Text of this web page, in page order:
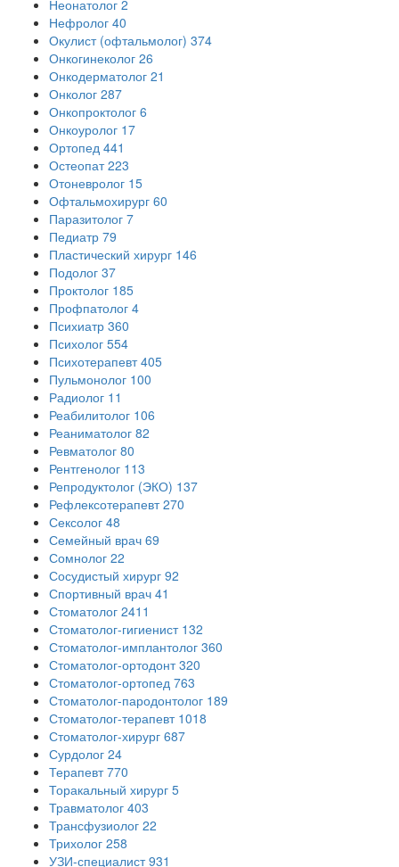
Неонатолог 2
Нефролог 40
Окулист (офтальмолог) 374
Онкогинеколог 26
Онкодерматолог 21
Онколог 287
Онкопроктолог 6
Онкоуролог 17
Ортопед 441
Остеопат 223
Отоневролог 15
Офтальмохирург 60
Паразитолог 7
Педиатр 79
Пластический хирург 146
Подолог 37
Проктолог 185
Профпатолог 4
Психиатр 360
Психолог 554
Психотерапевт 405
Пульмонолог 100
Радиолог 11
Реабилитолог 106
Реаниматолог 82
Ревматолог 80
Рентгенолог 113
Репродуктолог (ЭКО) 137
Рефлексотерапевт 270
Сексолог 48
Семейный врач 69
Сомнолог 22
Сосудистый хирург 92
Спортивный врач 41
Стоматолог 2411
Стоматолог-гигиенист 132
Стоматолог-имплантолог 360
Стоматолог-ортодонт 320
Стоматолог-ортопед 763
Стоматолог-пародонтолог 189
Стоматолог-терапевт 1018
Стоматолог-хирург 687
Сурдолог 24
Терапевт 770
Торакальный хирург 5
Травматолог 403
Трансфузиолог 22
Трихолог 258
УЗИ-специалист 931